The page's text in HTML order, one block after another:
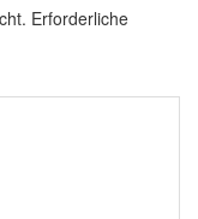
Erforderliche